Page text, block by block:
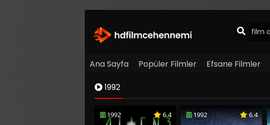
Ana Sayfa Popüler Filmler Efsane Filmler
1992
1992 6.4 1992 6.4